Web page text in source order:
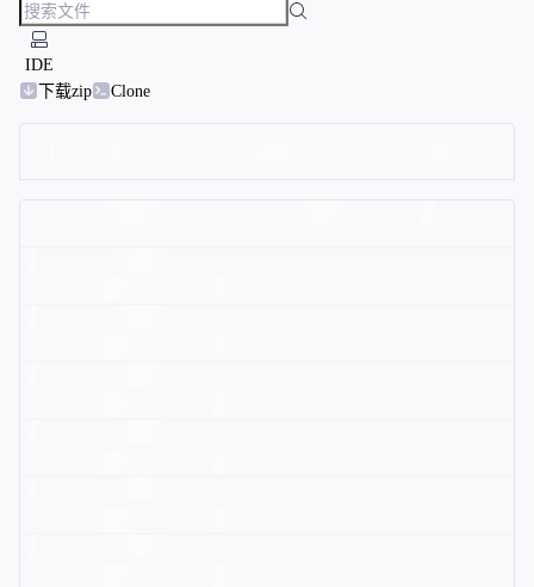
IDE
下载zip
Clone